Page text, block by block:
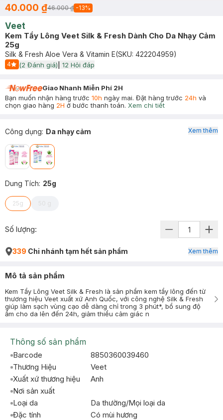
40.000 ₫46.000 ₫ -13%
Veet
Kem Tẩy Lông Veet Silk & Fresh Dành Cho Da Nhạy Cảm
25g
Silk & Fresh Aloe Vera & Vitamin E(SKU: 422204959)
4
Start Icon
(2 Đánh giá) 12 Hỏi đáp
Giao Nhanh Miễn Phí 2H
Bạn muốn nhận hàng trước 10h ngày mai. Đặt hàng trước 24h và
chọn giao hàng 2H ở bước thanh toán. Xem chi tiết
Công dụng: Da nhạy cảm
Dung Tích: 25g
25g 50 g
Xem thêm
Số lượng:
339 Chi nhánh tạm hết sản phẩm Xem thêm
Mô tả sản phẩm
Kem Tẩy Lông Veet Silk & Fresh là sản phẩm kem tẩy lông đến từ
thương hiệu Veet xuất xứ Anh Quốc, với công nghệ Silk & Fresh
giúp làm sạch vùng cạo dễ dàng chỉ trong 3 phút*, bổ sung độ
ẩm cho da lên đến 24h, giảm thiểu cảm giác n
Thông số sản phẩm
Barcode
8850360039460
Thương Hiệu
Veet
Xuất xứ thương hiệu
Anh
Nơi sản xuất
Loại da
Da thường/Mọi loại da
Đặc tính
Có mùi hương